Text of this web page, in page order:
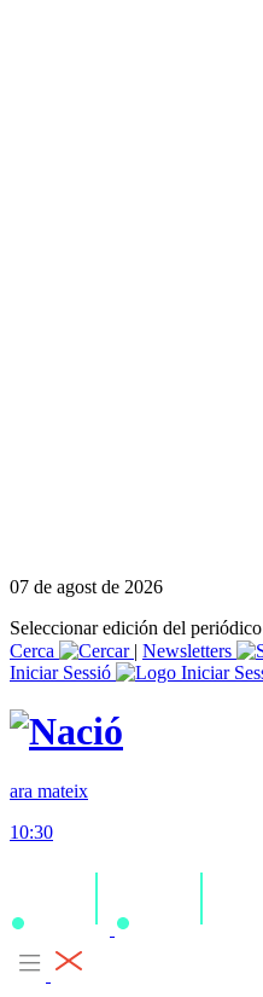
07 de agost de 2026
Seleccionar edición del periódico
Cerca
| Newsletters
Iniciar Sessió
ara mateix
10:30